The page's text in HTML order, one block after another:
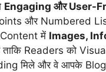
Engaging और User-
और Numbered
में Images,
ताकि Readers को
मिले और वे आपके Blog